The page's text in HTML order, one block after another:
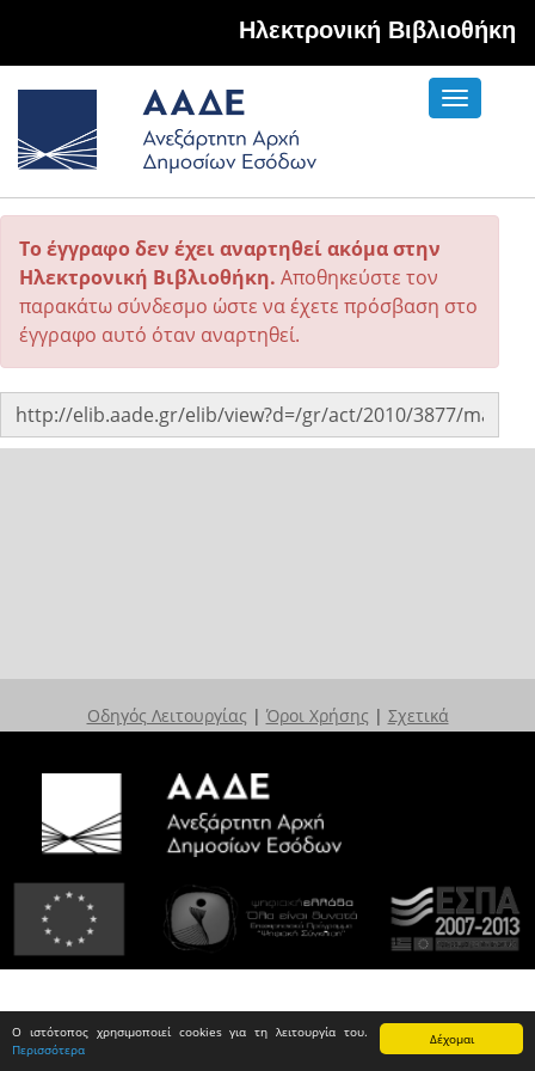
Δέχομαι
Ο ιστότοπος χρησιμοποιεί cookies για τη λειτουργία του.
Περισσότερα
Hλεκτρονική Βιβλιοθήκη
Toggle
Το έγγραφο δεν έχει αναρτηθεί ακόμα στην
Ηλεκτρονική Βιβλιοθήκη. Αποθηκεύστε τον
παρακάτω σύνδεσμο ώστε να έχετε πρόσβαση στο
έγγραφο αυτό όταν αναρτηθεί.
Οδηγός Λειτουργίας | Όροι Χρήσης | Σχετικά